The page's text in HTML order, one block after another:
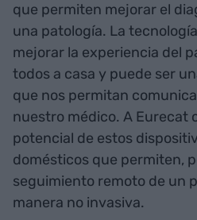
que permiten mejorar el
una patología. La
mejorar la experiencia del
todos a casa y puede ser
que nos permitan
nuestro médico. A Eurecat
potencial de estos
domésticos que permiten,
seguimiento remoto de un
manera no invasiva.